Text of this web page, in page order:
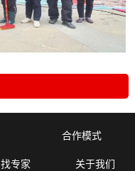
合作模式
找专家 关于我们